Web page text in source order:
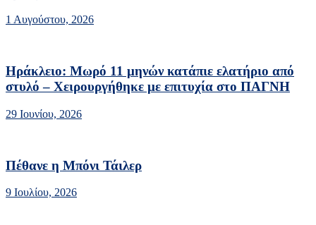
1 Αυγούστου, 2026
Ηράκλειο: Μωρό 11 μηνών κατάπιε ελατήριο από
στυλό – Χειρουργήθηκε με επιτυχία στο ΠΑΓΝΗ
29 Ιουνίου, 2026
Πέθανε η Μπόνι Τάιλερ
9 Ιουλίου, 2026